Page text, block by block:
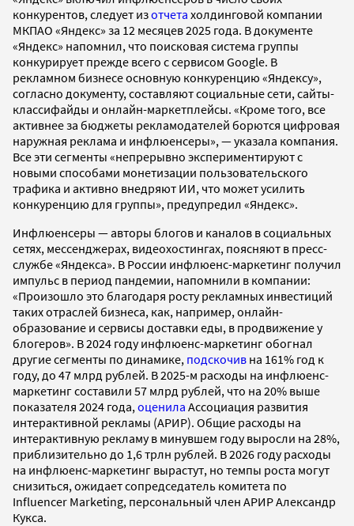
конкурентов, следует изотчета холдинговой компании
МКПАО «Яндекс» за 12 месяцев 2025 года. В документе
«Яндекс» напомнил, что поисковая система группы
конкурирует прежде всего с сервисом Google. В
рекламном бизнесе основную конкуренцию «Яндексу»,
согласно документу, составляют социальные сети, сайты-
классифайды и онлайн-маркетплейсы. «Кроме того, все
активнее за бюджеты рекламодателей борются цифровая
наружная реклама и инфлюенсеры», — указала компания.
Все эти сегменты «непрерывно экспериментируют с
новыми способами монетизации пользовательского
трафика и активно внедряют ИИ, что может усилить
конкуренцию для группы», предупредил «Яндекс».
Инфлюенсеры — авторы блогов и каналов в социальных
сетях, мессенджерах, видеохостингах, поясняют в пресс-
службе «Яндекса». В России инфлюенс-маркетинг получил
импульс в период пандемии, напомнили в компании:
«Произошло это благодаря росту рекламных инвестиций
таких отраслей бизнеса, как, например, онлайн-
образование и сервисы доставки еды, в продвижение у
блогеров». В 2024 году инфлюенс-маркетинг обогнал
другие сегменты по динамике, подскочив на 161% год к
году, до 47 млрд рублей. В 2025-м расходы на инфлюенс-
маркетинг составили 57 млрд рублей, что на 20% выше
показателя 2024 года, оценила Ассоциация развития
интерактивной рекламы (АРИР). Общие расходы на
интерактивную рекламу в минувшем году выросли на 28%,
приблизительно до 1,6 трлн рублей. В 2026 году расходы
на инфлюенс-маркетинг вырастут, но темпы роста могут
снизиться, ожидает сопредседатель комитета по
Influencer Marketing, персональный член АРИР Александр
Кукса.